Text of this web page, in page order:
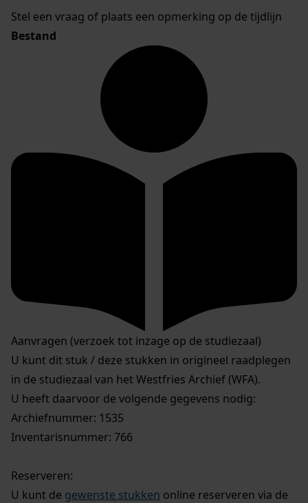
Stel een vraag of plaats een opmerking op de tijdlijn
Bestand
Aanvragen (verzoek tot inzage op de studiezaal)
U kunt dit stuk / deze stukken in origineel raadplegen
in de studiezaal van het Westfries Archief (WFA).
U heeft daarvoor de volgende gegevens nodig:
Archiefnummer: 1535
Inventarisnummer: 766
Reserveren:
U kunt de gewenste stukken online reserveren via de